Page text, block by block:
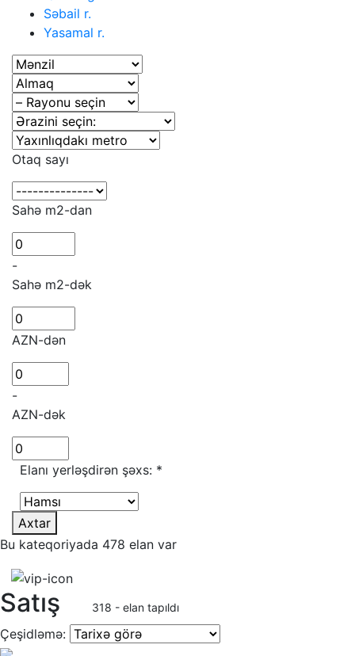
Səbail r.
Yasamal r.
Otaq sayı
Sahə m2-dan
-
Sahə m2-dək
AZN-dən
-
AZN-dək
Elanı yerləşdirən şəxs: *
Axtar
Bu kateqoriyada 478 elan var
Satış 318 - elan tapıldı
Çeşidləmə: